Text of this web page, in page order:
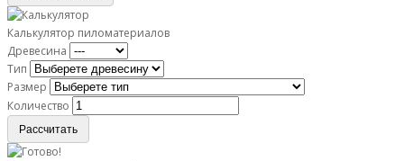
Калькулятор пиломатериалов
Древесина
Тип
Размер
Количество
Рассчитать